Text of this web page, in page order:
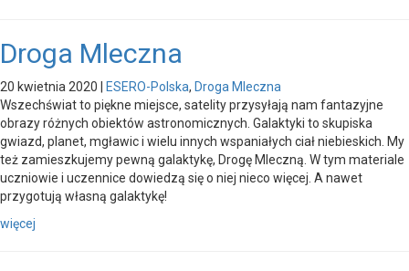
Droga Mleczna
20 kwietnia 2020 | ESERO-Polska, Droga Mleczna
Wszechświat to piękne miejsce, satelity przysyłają nam fantazyjne
obrazy różnych obiektów astronomicznych. Galaktyki to skupiska
gwiazd, planet, mgławic i wielu innych wspaniałych ciał niebieskich. My
też zamieszkujemy pewną galaktykę, Drogę Mleczną. W tym materiale
uczniowie i uczennice dowiedzą się o niej nieco więcej. A nawet
przygotują własną galaktykę!
więcej